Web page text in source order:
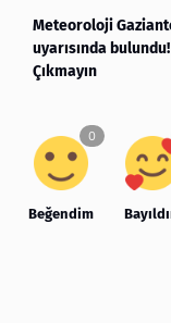
Meteoroloji
uyarısında
Çıkmayın
Beğendim